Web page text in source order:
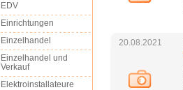
20.08.2021
EDV
Einrichtungen
Einzelhandel
Einzelhandel und
Verkauf
Elektroinstallateure